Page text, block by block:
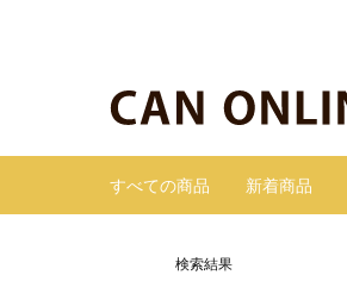
すべての商品 新着商品
検索結果